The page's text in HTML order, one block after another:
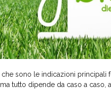
sono le indicazioni principali
tutto dipende da caso a caso,